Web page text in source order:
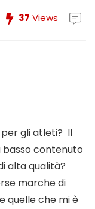
37 Views
gli atleti?  Il
basso contenuto
alta qualità?
marche di
quelle che mi è